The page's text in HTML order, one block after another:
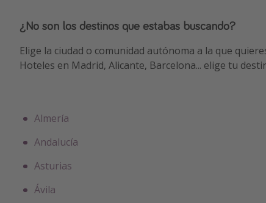
¿No son los destinos que estabas buscando?
Elige la ciudad o comunidad autónoma a la que
Hoteles en Madrid, Alicante, Barcelona... elige tu
Almería
Andalucía
Asturias
Ávila